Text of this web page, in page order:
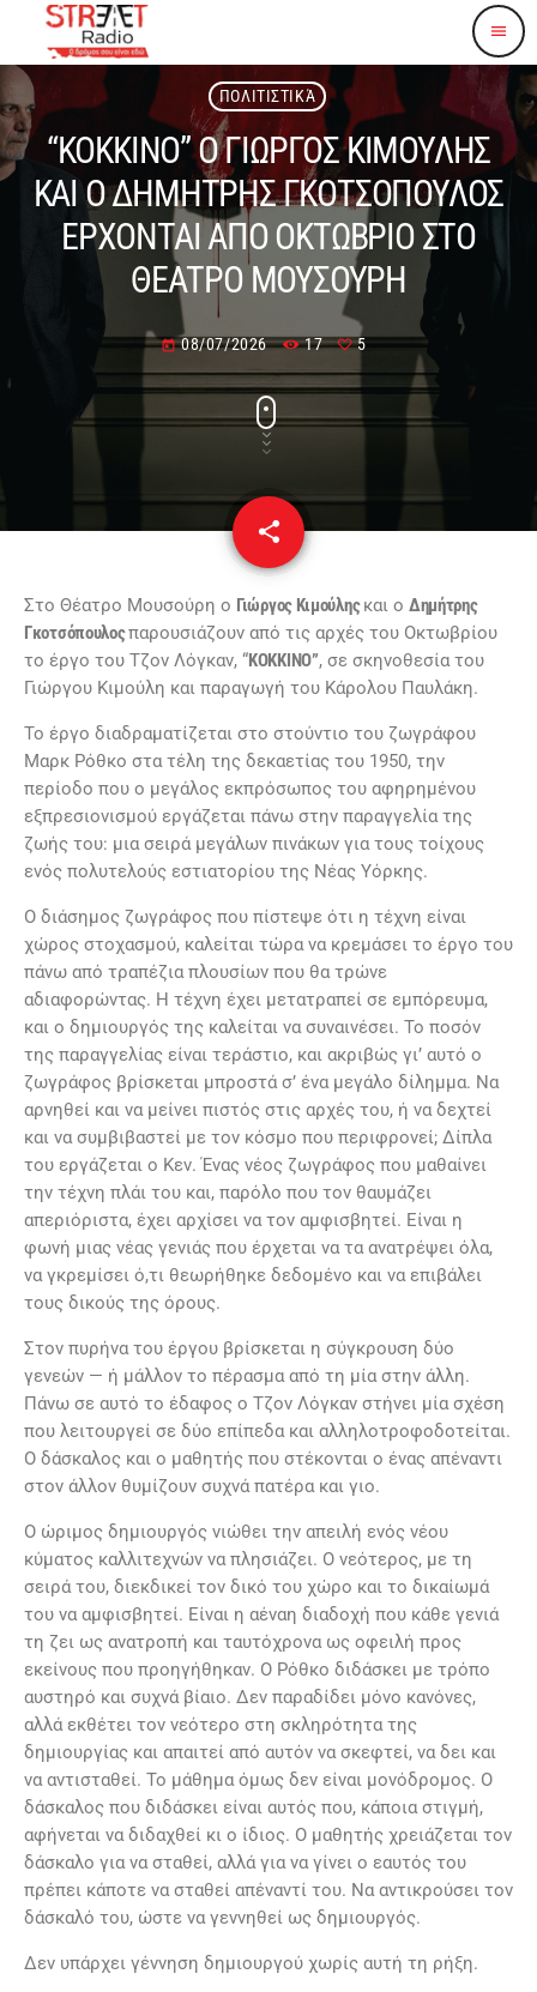
menu
ΠΟΛΙΤΙΣΤΙΚΆ
“ΚΟΚΚΙΝΟ” Ο ΓΙΩΡΓΟΣ ΚΙΜΟΥΛΗΣ
ΚΑΙ Ο ΔΗΜΗΤΡΗΣ ΓΚΟΤΣΟΠΟΥΛΟΣ
ΕΡΧΟΝΤΑΙ ΑΠΟ ΟΚΤΩΒΡΙΟ ΣΤΟ
ΘΕΑΤΡΟ ΜΟΥΣΟΥΡΗ
today 08/07/2026 17 5
share
email
Στο Θέατρο Μουσούρη ο Γιώργος Κιμούληςκαι ο Δημήτρης
Γκοτσόπουλοςπαρουσιάζουν από τις αρχές του Οκτωβρίου
το έργο του Τζον Λόγκαν, “ΚΟΚΚΙΝΟ”, σε σκηνοθεσία του
Γιώργου Κιμούλη και παραγωγή του Κάρολου Παυλάκη.
Το έργο διαδραματίζεται στο στούντιο του ζωγράφου
Μαρκ Ρόθκο στα τέλη της δεκαετίας του 1950, την
περίοδο που ο μεγάλος εκπρόσωπος του αφηρημένου
εξπρεσιονισμού εργάζεται πάνω στην παραγγελία της
ζωής του: μια σειρά μεγάλων πινάκων για τους τοίχους
ενός πολυτελούς εστιατορίου της Νέας Υόρκης.
Ο διάσημος ζωγράφος που πίστεψε ότι η τέχνη είναι
χώρος στοχασμού, καλείται τώρα να κρεμάσει το έργο του
πάνω από τραπέζια πλουσίων που θα τρώνε
αδιαφορώντας. Η τέχνη έχει μετατραπεί σε εμπόρευμα,
και ο δημιουργός της καλείται να συναινέσει. Το ποσόν
της παραγγελίας είναι τεράστιο, και ακριβώς γι’ αυτό ο
ζωγράφος βρίσκεται μπροστά σ’ ένα μεγάλο δίλημμα. Να
αρνηθεί και να μείνει πιστός στις αρχές του, ή να δεχτεί
και να συμβιβαστεί με τον κόσμο που περιφρονεί; Δίπλα
του εργάζεται ο Κεν. Ένας νέος ζωγράφος που μαθαίνει
την τέχνη πλάι του και, παρόλο που τον θαυμάζει
απεριόριστα, έχει αρχίσει να τον αμφισβητεί. Είναι η
φωνή μιας νέας γενιάς που έρχεται να τα ανατρέψει όλα,
να γκρεμίσει ό,τι θεωρήθηκε δεδομένο και να επιβάλει
τους δικούς της όρους.
Στον πυρήνα του έργου βρίσκεται η σύγκρουση δύο
γενεών — ή μάλλον το πέρασμα από τη μία στην άλλη.
Πάνω σε αυτό το έδαφος ο Τζον Λόγκαν στήνει μία σχέση
που λειτουργεί σε δύο επίπεδα και αλληλοτροφοδοτείται.
Ο δάσκαλος και ο μαθητής που στέκονται ο ένας απέναντι
στον άλλον θυμίζουν συχνά πατέρα και γιο.
Ο ώριμος δημιουργός νιώθει την απειλή ενός νέου
κύματος καλλιτεχνών να πλησιάζει. Ο νεότερος, με τη
σειρά του, διεκδικεί τον δικό του χώρο και το δικαίωμά
του να αμφισβητεί. Είναι η αέναη διαδοχή που κάθε γενιά
τη ζει ως ανατροπή και ταυτόχρονα ως οφειλή προς
εκείνους που προηγήθηκαν. Ο Ρόθκο διδάσκει με τρόπο
αυστηρό και συχνά βίαιο. Δεν παραδίδει μόνο κανόνες,
αλλά εκθέτει τον νεότερο στη σκληρότητα της
δημιουργίας και απαιτεί από αυτόν να σκεφτεί, να δει και
να αντισταθεί. Το μάθημα όμως δεν είναι μονόδρομος. Ο
δάσκαλος που διδάσκει είναι αυτός που, κάποια στιγμή,
αφήνεται να διδαχθεί κι ο ίδιος. Ο μαθητής χρειάζεται τον
δάσκαλο για να σταθεί, αλλά για να γίνει ο εαυτός του
πρέπει κάποτε να σταθεί απέναντί του. Να αντικρούσει τον
δάσκαλό του, ώστε να γεννηθεί ως δημιουργός.
Δεν υπάρχει γέννηση δημιουργού χωρίς αυτή τη ρήξη.